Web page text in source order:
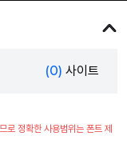
(0) 사이트
로 정확한 사용범위는 폰트 제